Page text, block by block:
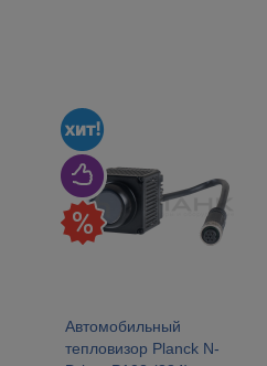
Автомобильный
тепловизор Planck N-